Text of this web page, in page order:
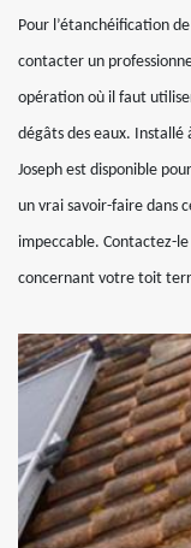
Pour l’étanchéification
contacter un
opération où il faut
dégâts des eaux.
Joseph est disponible
un vrai savoir-faire dans
impeccable. Contactez-
concernant votre toit